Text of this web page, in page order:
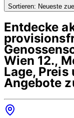
Sortieren: Neueste
Entdecke
Wien 12.,
Lage, Preis
Angebote